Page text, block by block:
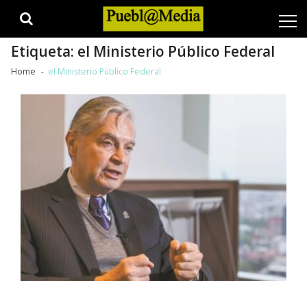
Etiqueta: el Ministerio Público Federal
Home el Ministerio Público Federal